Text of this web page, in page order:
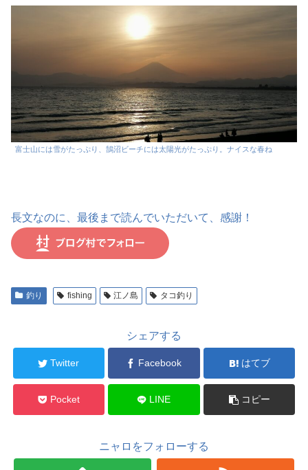
富士山には雪がたっぷり、鵠沼ビーチには太陽光がたっぷり。ナイスな春ね
長文なのに、最後まで読んでいただいて、感謝！
釣り fishing 江ノ島 タコ釣り
シェアする
Twitter Facebook はてブ
Pocket LINE コピー
ニャロをフォローする